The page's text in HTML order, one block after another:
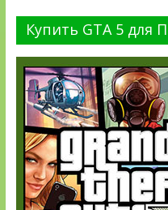
Купить GTA 5 для